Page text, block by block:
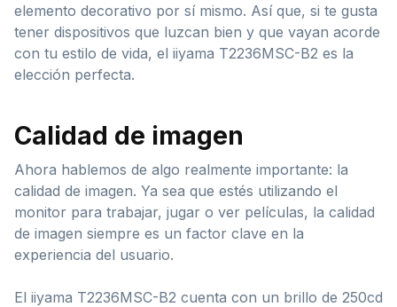
elemento decorativo por sí mismo. Así que, si te gusta
tener dispositivos que luzcan bien y que vayan acorde
con tu estilo de vida, el iiyama T2236MSC-B2 es la
elección perfecta.
Calidad de imagen
Ahora hablemos de algo realmente importante: la
calidad de imagen. Ya sea que estés utilizando el
monitor para trabajar, jugar o ver películas, la calidad
de imagen siempre es un factor clave en la
experiencia del usuario.
El iiyama T2236MSC-B2 cuenta con un brillo de 250cd